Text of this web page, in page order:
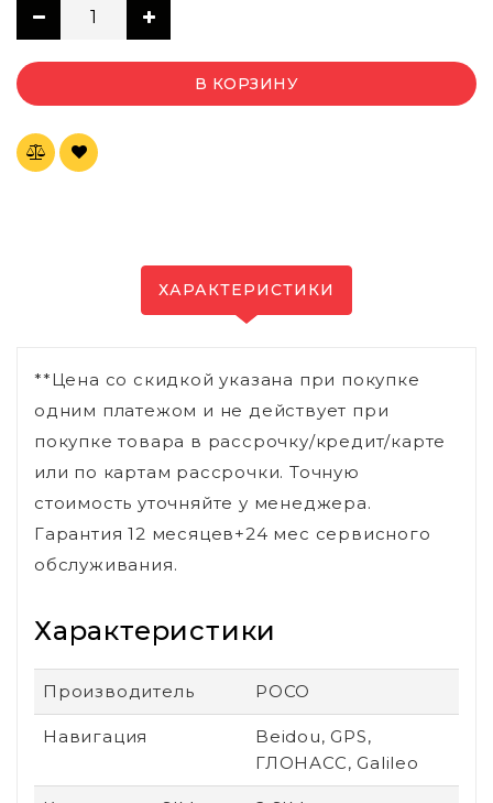
В КОРЗИНУ
ХАРАКТЕРИСТИКИ
**Цена со скидкой указана при покупке
одним платежом и не действует при
покупке товара в рассрочку/кредит/карте
или по картам рассрочки. Точную
стоимость уточняйте у менеджера.
Гарантия 12 месяцев+24 мес сервисного
обслуживания.
Характеристики
Производитель POCO
Навигация
Beidou, GPS,
ГЛОНАСС, Galileo